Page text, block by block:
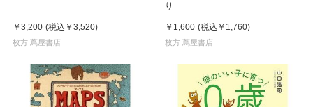
￥3,200 (税込 ￥3,520)
枚方 蔦屋書店
り
￥1,600 (税込 ￥1,760)
枚方 蔦屋書店